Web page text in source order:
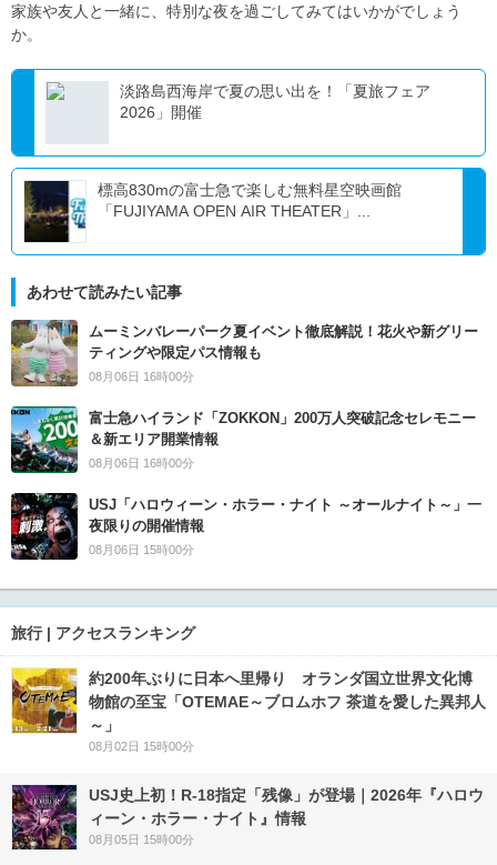
家族や友人と一緒に、特別な夜を過ごしてみてはいかがでしょう
か。
淡路島西海岸で夏の思い出を！「夏旅フェア
2026」開催
標高830mの富士急で楽しむ無料星空映画館
「FUJIYAMA OPEN AIR THEATER」...
あわせて読みたい記事
ムーミンバレーパーク夏イベント徹底解説！花火や新グリー
ティングや限定パス情報も
08月06日 16時00分
富士急ハイランド「ZOKKON」200万人突破記念セレモニー
＆新エリア開業情報
08月06日 16時00分
USJ「ハロウィーン・ホラー・ナイト ～オールナイト～」一
夜限りの開催情報
08月06日 15時00分
旅行 | アクセスランキング
約200年ぶりに日本へ里帰り オランダ国立世界文化博
物館の至宝「OTEMAE～ブロムホフ 茶道を愛した異邦人
～」
08月02日 15時00分
USJ史上初！R-18指定「残像」が登場｜2026年『ハロウ
ィーン・ホラー・ナイト』情報
08月05日 15時00分